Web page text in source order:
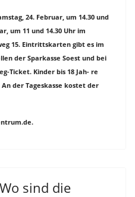
24. Februar, um 14.30 und
um 11 und 14.30 Uhr im
15. Eintrittskarten gibt es im
der Sparkasse Soest und bei
Ticket. Kinder bis 18 Jah- re
An der Tageskasse kostet der
sind die